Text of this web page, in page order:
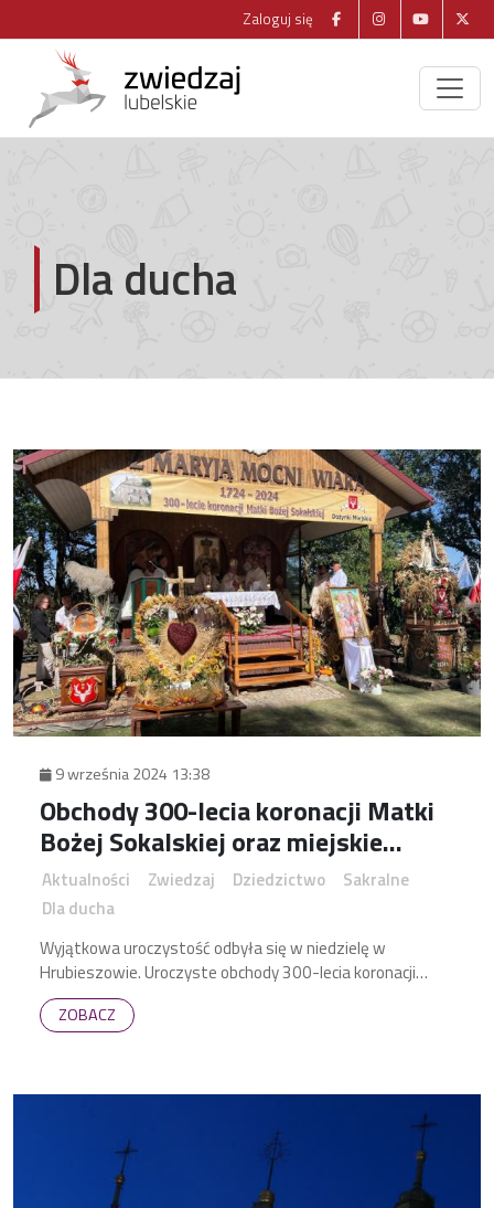
Zaloguj się
Dla ducha
9 września 2024 13:38
Obchody 300-lecia koronacji Matki
Bożej Sokalskiej oraz miejskie
dożynki w Hrubieszowie
Aktualności Zwiedzaj Dziedzictwo
Sakralne
Dla ducha
Wyjątkowa uroczystość odbyła się w niedzielę w
Hrubieszowie. Uroczyste obchody 300-lecia koronacji
Matki Bożej Sokalskiej przekonały nas, że w tym dniu
Hrubieszów stał się duchowym centrum całej Polski.
ZOBACZ